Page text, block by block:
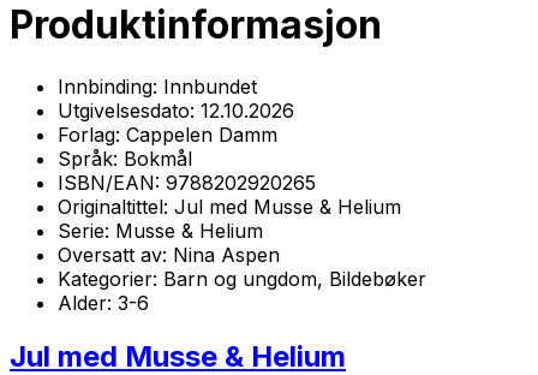
Produktinformasjon
Innbinding: Innbundet
Utgivelsesdato: 12.10.2026
Forlag: Cappelen Damm
Språk: Bokmål
ISBN/EAN: 9788202920265
Originaltittel: Jul med Musse & Helium
Serie: Musse & Helium
Oversatt av: Nina Aspen
Kategorier: Barn og ungdom, Bildebøker
Alder: 3-6
Jul med Musse & Helium